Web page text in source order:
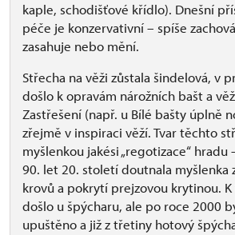
kaple, schodišťové křídlo). Dnešní
péče je konzervativní – spíše
zasahuje nebo mění.
Střecha na věži zůstala šindelová, v
došlo k opravám nárožních bašt a
Zastřešení (např. u Bílé bašty úplně
zřejmě v inspiraci věží. Tvar těchto
myšlenkou jakési „regotizace“
90. let 20. století doutnala myšlenka
krovů a pokrytí prejzovou krytinou.
došlo u špýcharu, ale po roce 2000
upuštěno a již z třetiny hotový